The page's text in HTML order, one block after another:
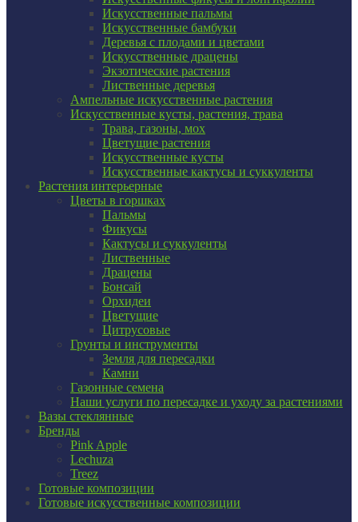
Искусственные пальмы
Искусственные бамбуки
Деревья с плодами и цветами
Искусственные драцены
Экзотические растения
Лиственные деревья
Ампельные искусственные растения
Искусственные кусты, растения, трава
Трава, газоны, мох
Цветущие растения
Искусственные кусты
Искусственные кактусы и суккуленты
Растения интерьерные
Цветы в горшках
Пальмы
Фикусы
Кактусы и суккуленты
Лиственные
Драцены
Бонсай
Орхидеи
Цветущие
Цитрусовые
Грунты и инструменты
Земля для пересадки
Камни
Газонные семена
Наши услуги по пересадке и уходу за растениями
Вазы стеклянные
Бренды
Pink Apple
Lechuza
Treez
Готовые композиции
Готовые искусственные композиции